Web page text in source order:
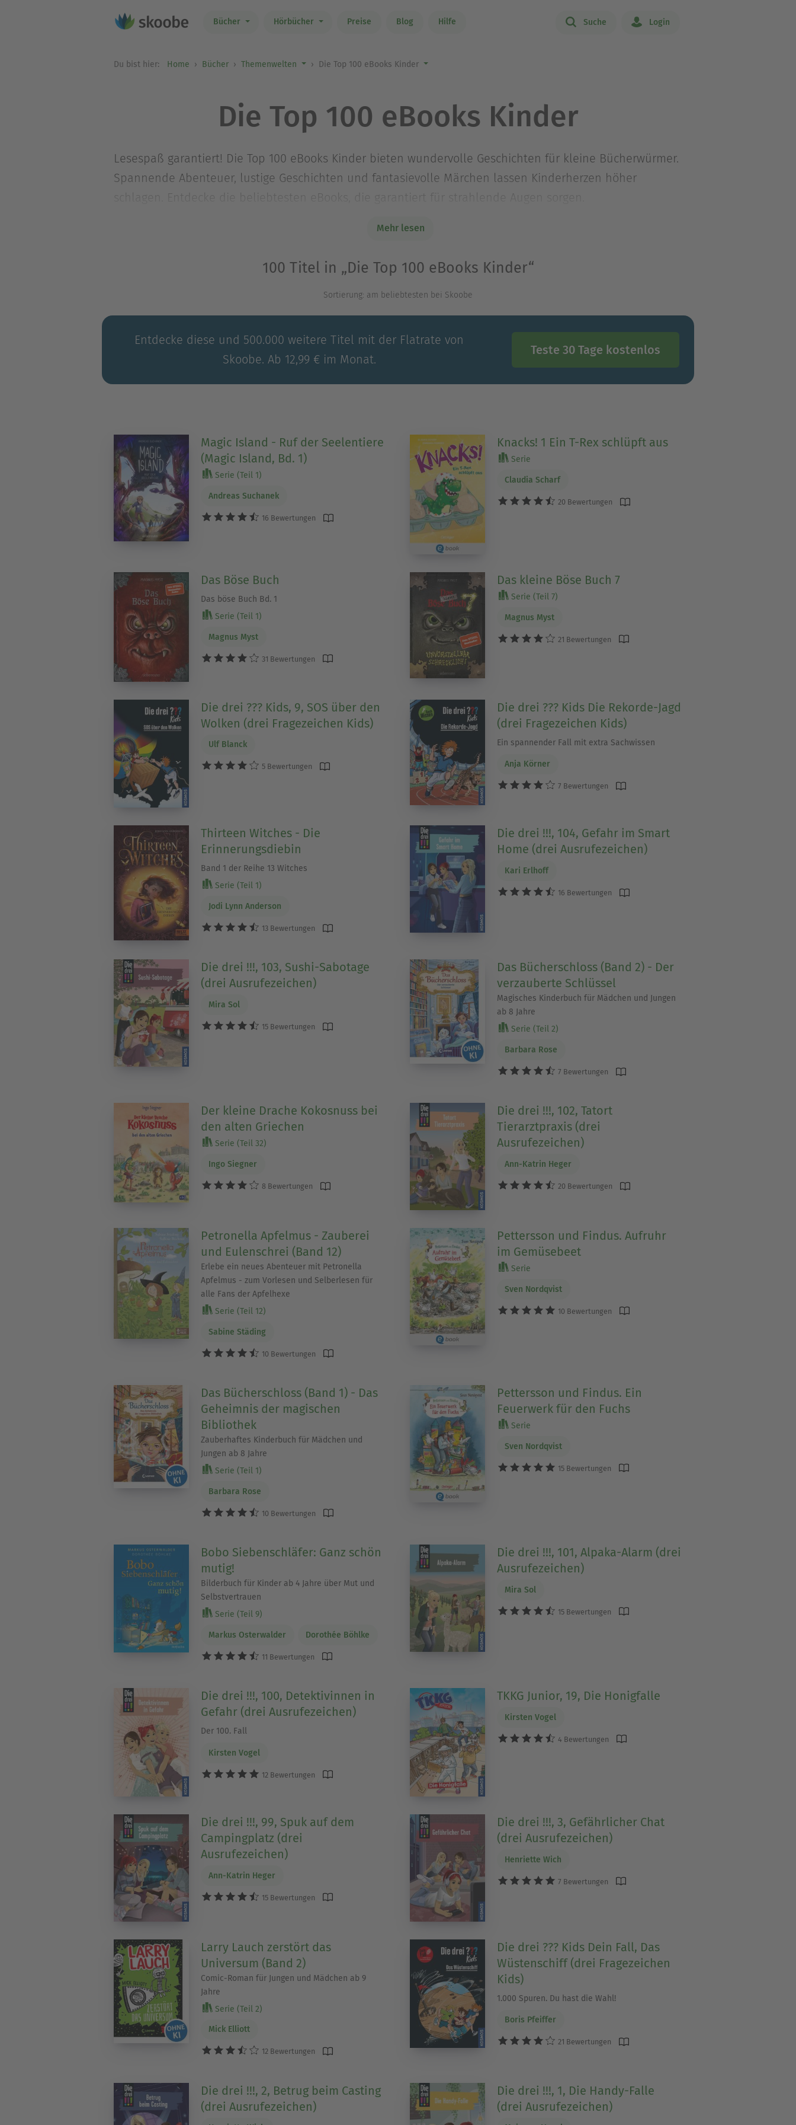
Bücher Hörbücher Preise Blog Hilfe Suche Login
Du bist hier: Home Bücher Themenwelten Die Top 100 eBooks Kinder
Die Top 100 eBooks Kinder
Lesespaß garantiert! Die Top 100 eBooks Kinder bieten wundervolle Geschichten für kleine Bücherwürmer.
Spannende Abenteuer, lustige Geschichten und fantasievolle Märchen lassen Kinderherzen höher
schlagen. Entdecke die beliebtesten eBooks, die garantiert für strahlende Augen sorgen.
Mehr lesen
Ausblenden
100 Titel in „Die Top 100 eBooks Kinder“
Sortierung: am beliebtesten bei Skoobe
Entdecke diese und 500.000 weitere Titel mit der Flatrate von
Skoobe. Ab 12,99 € im Monat.
Teste 30 Tage kostenlos
Magic Island - Ruf der Seelentiere
(Magic Island, Bd. 1)
Serie (Teil 1)
Andreas Suchanek
16 Bewertungen
Knacks! 1 Ein T-Rex schlüpft aus
Serie
Claudia Scharf
20 Bewertungen
Das Böse Buch
Das böse Buch Bd. 1
Serie (Teil 1)
Magnus Myst
31 Bewertungen
Das kleine Böse Buch 7
Serie (Teil 7)
Magnus Myst
21 Bewertungen
Die drei ??? Kids, 9, SOS über den
Wolken (drei Fragezeichen Kids)
Ulf Blanck
5 Bewertungen
Die drei ??? Kids Die Rekorde-Jagd
(drei Fragezeichen Kids)
Ein spannender Fall mit extra Sachwissen
Anja Körner
7 Bewertungen
Thirteen Witches - Die
Erinnerungsdiebin
Band 1 der Reihe 13 Witches
Serie (Teil 1)
Jodi Lynn Anderson
13 Bewertungen
Die drei !!!, 104, Gefahr im Smart
Home (drei Ausrufezeichen)
Kari Erlhoff
16 Bewertungen
Die drei !!!, 103, Sushi-Sabotage
(drei Ausrufezeichen)
Mira Sol
15 Bewertungen
Das Bücherschloss (Band 2) - Der
verzauberte Schlüssel
Magisches Kinderbuch für Mädchen und Jungen
ab 8 Jahre
Serie (Teil 2)
Barbara Rose
7 Bewertungen
Der kleine Drache Kokosnuss bei
den alten Griechen
Serie (Teil 32)
Ingo Siegner
8 Bewertungen
Die drei !!!, 102, Tatort
Tierarztpraxis (drei
Ausrufezeichen)
Ann-Katrin Heger
20 Bewertungen
Petronella Apfelmus - Zauberei
und Eulenschrei (Band 12)
Erlebe ein neues Abenteuer mit Petronella
Apfelmus - zum Vorlesen und Selberlesen für
alle Fans der Apfelhexe
Serie (Teil 12)
Sabine Städing
10 Bewertungen
Pettersson und Findus. Aufruhr
im Gemüsebeet
Serie
Sven Nordqvist
10 Bewertungen
Das Bücherschloss (Band 1) - Das
Geheimnis der magischen
Bibliothek
Zauberhaftes Kinderbuch für Mädchen und
Jungen ab 8 Jahre
Serie (Teil 1)
Barbara Rose
10 Bewertungen
Pettersson und Findus. Ein
Feuerwerk für den Fuchs
Serie
Sven Nordqvist
15 Bewertungen
Bobo Siebenschläfer: Ganz schön
mutig!
Bilderbuch für Kinder ab 4 Jahre über Mut und
Selbstvertrauen
Serie (Teil 9)
Markus Osterwalder Dorothée Böhlke
11 Bewertungen
Die drei !!!, 101, Alpaka-Alarm (drei
Ausrufezeichen)
Mira Sol
15 Bewertungen
Die drei !!!, 100, Detektivinnen in
Gefahr (drei Ausrufezeichen)
Der 100. Fall
Kirsten Vogel
12 Bewertungen
TKKG Junior, 19, Die Honigfalle
Kirsten Vogel
4 Bewertungen
Die drei !!!, 99, Spuk auf dem
Campingplatz (drei
Ausrufezeichen)
Ann-Katrin Heger
15 Bewertungen
Die drei !!!, 3, Gefährlicher Chat
(drei Ausrufezeichen)
Henriette Wich
7 Bewertungen
Larry Lauch zerstört das
Universum (Band 2)
Comic-Roman für Jungen und Mädchen ab 9
Jahre
Serie (Teil 2)
Mick Elliott
12 Bewertungen
Die drei ??? Kids Dein Fall, Das
Wüstenschiff (drei Fragezeichen
Kids)
1.000 Spuren. Du hast die Wahl!
Boris Pfeiffer
21 Bewertungen
Die drei !!!, 2, Betrug beim Casting
(drei Ausrufezeichen)
Die drei !!!, 1, Die Handy-Falle
(drei Ausrufezeichen)